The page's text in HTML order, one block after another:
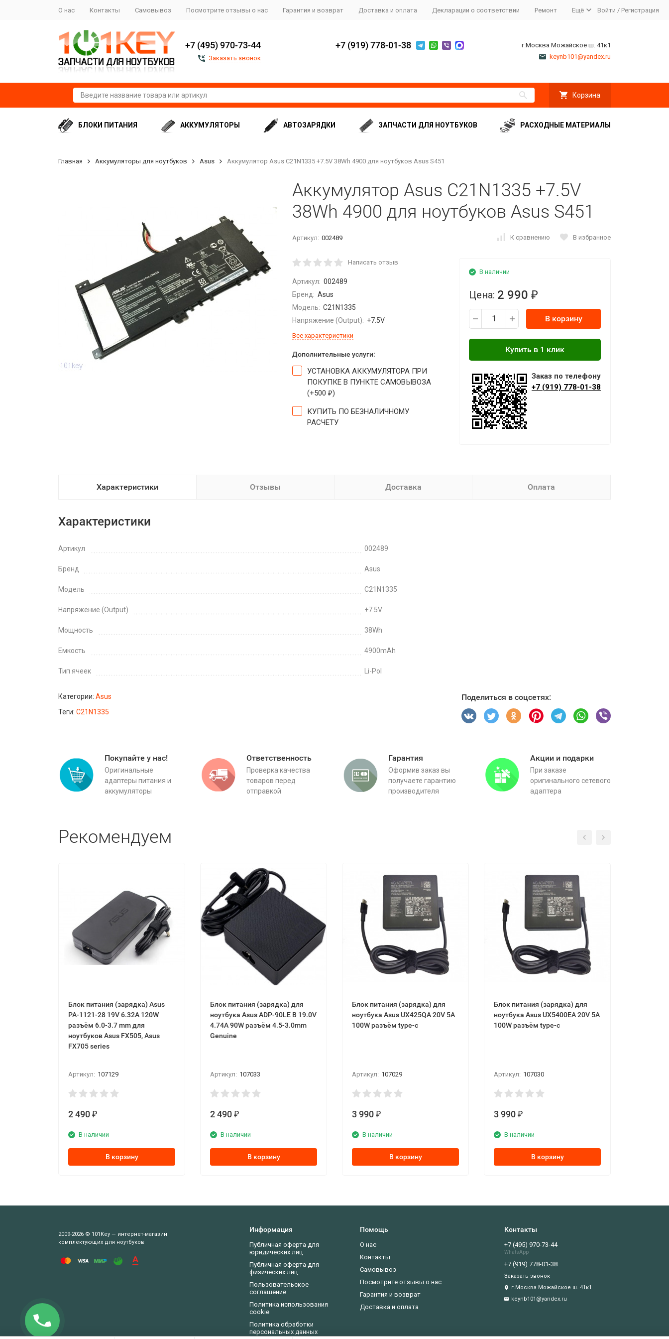
О нас Контакты Самовывоз Посмотрите отзывы о нас Гарантия и возврат Доставка и оплата Декларации о соответствии Ремонт Ещё Войти / Регистрация
+7 (495) 970-73-44
Заказать звонок
+7 (919) 778-01-38
г.Москва Можайское ш. 41к1
keynb101@yandex.ru
Корзина
БЛОКИ ПИТАНИЯ АККУМУЛЯТОРЫ АВТОЗАРЯДКИ ЗАПЧАСТИ ДЛЯ НОУТБУКОВ РАСХОДНЫЕ МАТЕРИАЛЫ
Главная Аккумуляторы для ноутбуков Asus Аккумулятор Asus C21N1335 +7.5V 38Wh 4900 для ноутбуков Asus S451
Аккумулятор Asus C21N1335 +7.5V
38Wh 4900 для ноутбуков Asus S451
Артикул: 002489 К сравнению В избранное
Написать отзыв
Артикул: 002489
Бренд: Asus
Модель: C21N1335
Напряжение (Output): +7.5V
Все характеристики
Дополнительные услуги:
УСТАНОВКА АККУМУЛЯТОРА ПРИ
ПОКУПКЕ В ПУНКТЕ САМОВЫВОЗА
(+500 ₽)
КУПИТЬ ПО БЕЗНАЛИЧНОМУ
РАСЧЕТУ
В наличии
Цена: 2 990 ₽
В корзину
Заказ по телефону
+7 (919) 778-01-38
Характеристики Отзывы Доставка Оплата
Характеристики
Артикул 002489
Бренд Asus
Модель C21N1335
Напряжение (Output) +7.5V
Мощность 38Wh
Емкость 4900mAh
Тип ячеек Li-Pol
Категории: Asus
Теги: C21N1335
Поделиться в соцсетях:
Покупайте у нас!
Оригинальные
адаптеры питания и
аккумуляторы
Ответственность
Проверка качества
товаров перед
отправкой
Гарантия
Оформив заказ вы
получаете гарантию
производителя
Акции и подарки
При заказе
оригинального сетевого
адаптера
Рекомендуем
Блок питания (зарядка) Asus
PA-1121-28 19V 6.32A 120W
разъём 6.0-3.7 mm для
ноутбуков Asus FX505, Asus
FX705 series
Артикул: 107129
2 490 ₽
В наличии
В корзину
Блок питания (зарядка) для
ноутбука Asus ADP-90LЕ B 19.0V
4.74A 90W разъём 4.5-3.0mm
Genuine
Артикул: 107033
2 490 ₽
В наличии
В корзину
Блок питания (зарядка) для
ноутбука Asus UX425QA 20V 5A
100W разъём type-c
Артикул: 107029
3 990 ₽
В наличии
В корзину
Блок питания (зарядка) для
ноутбука Asus UX5400EA 20V 5A
100W разъём type-c
Артикул: 107030
3 990 ₽
В наличии
В корзину
2009-2026 © 101Key — интернет-магазин
комплектующих для ноутбуков
Информация
Публичная оферта для
юридических лиц
Публичная оферта для
физических лиц
Пользовательское
соглашение
Политика использования
cookie
Политика обработки
персональных данных
Помощь
О нас
Контакты
Самовывоз
Посмотрите отзывы о нас
Гарантия и возврат
Доставка и оплата
Контакты
+7 (495) 970-73-44
WhatsApp
+7 (919) 778-01-38
Заказать звонок
г.Москва Можайское ш. 41к1
keynb101@yandex.ru